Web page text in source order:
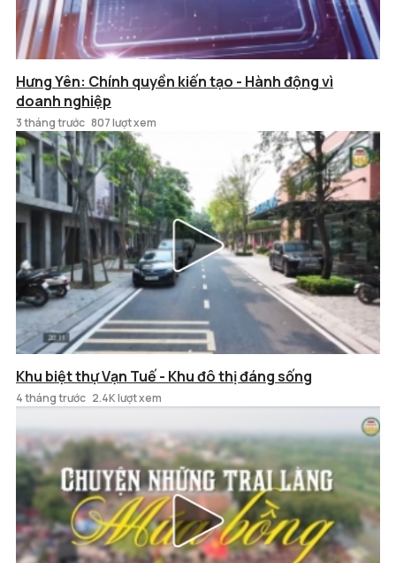
Hưng Yên: Chính quyền kiến tạo - Hành động vì
doanh nghiệp
3 tháng trước 807 lượt xem
Khu biệt thự Vạn Tuế - Khu đô thị đáng sống
4 tháng trước 2.4K lượt xem